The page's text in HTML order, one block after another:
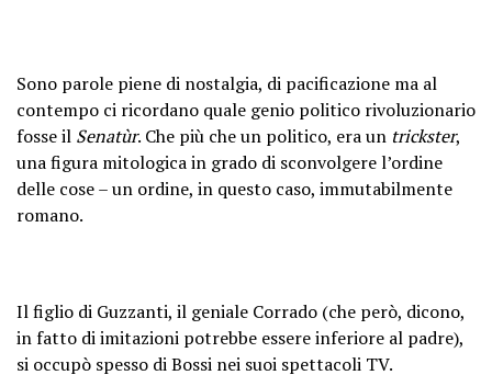
Sono parole piene di nostalgia, di pacificazione ma al
contempo ci ricordano quale genio politico rivoluzionario
fosse il Senatùr. Che più che un politico, era un trickster,
una figura mitologica in grado di sconvolgere l’ordine
delle cose – un ordine, in questo caso, immutabilmente
romano.
Il figlio di Guzzanti, il geniale Corrado (che però, dicono,
in fatto di imitazioni potrebbe essere inferiore al padre),
si occupò spesso di Bossi nei suoi spettacoli TV.